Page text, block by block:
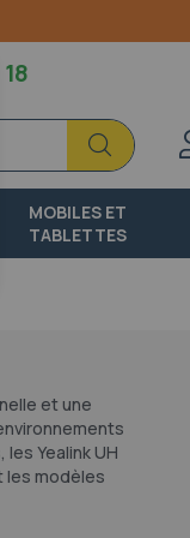
18
Chercher
Chercher
MOBILES ET
TABLETTES
et une
Yealink UH
les modèles